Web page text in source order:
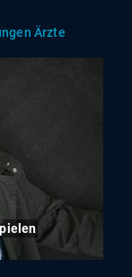
Ärzte